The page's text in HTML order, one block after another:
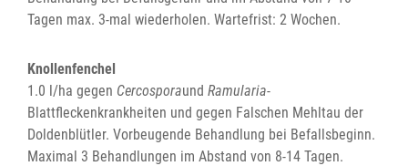
Tagen max. 3-mal wiederholen. Wartefrist: 2 Wochen.
Knollenfenchel
1.0 l/ha gegen Cercosporaund Ramularia-
Blattfleckenkrankheiten und gegen Falschen Mehltau der
Doldenblütler. Vorbeugende Behandlung bei Befallsbeginn.
Maximal 3 Behandlungen im Abstand von 8-14 Tagen.